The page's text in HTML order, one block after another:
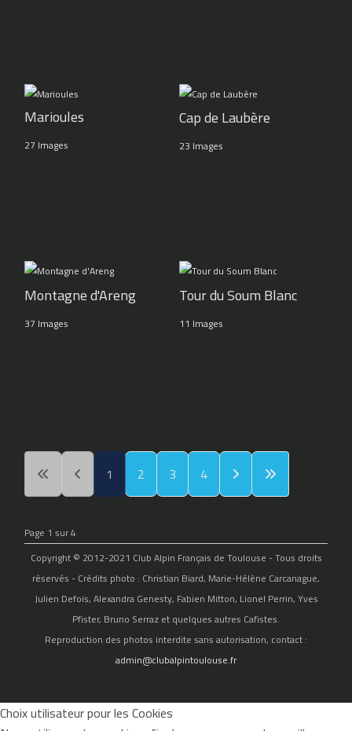
Marioules
27 Images
Cap de Laubère
23 Images
Montagne d'Areng
37 Images
Tour du Soum Blanc
11 Images
1 2 3 4
Page 1 sur 4
Copyright © 2012-2021 Club Alpin Français de Toulouse - Tous droits
réservés - Crédits photo : Christian Biard, Marie-Hélène Carcanague,
Julien Defois, Alexandra Genesty, Fabien Mitton, Lionel Perrin, Yves
Pfister, Bruno Serraz et quelques autres Cafistes.
Reproduction des photos interdite sans autorisation, contact :
admin@clubalpintoulouse.fr
Choix utilisateur pour les Cookies